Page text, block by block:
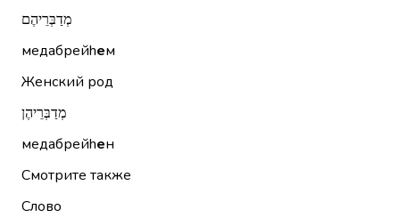
מְדַבְּרֵיהֶם
медабрейhем
Женский род
מְדַבְּרֵיהֶן
медабрейhен
Смотрите также
Слово